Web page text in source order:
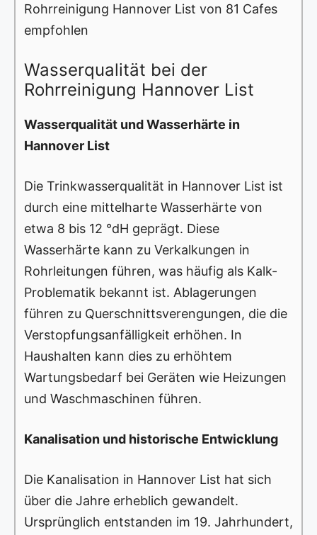
Rohrreinigung Hannover List von 81 Cafes
empfohlen
Wasserqualität bei der
Rohrreinigung Hannover List
Wasserqualität und Wasserhärte in
Hannover List
Die Trinkwasserqualität in Hannover List ist
durch eine mittelharte Wasserhärte von
etwa 8 bis 12 °dH geprägt. Diese
Wasserhärte kann zu Verkalkungen in
Rohrleitungen führen, was häufig als Kalk-
Problematik bekannt ist. Ablagerungen
führen zu Querschnittsverengungen, die die
Verstopfungsanfälligkeit erhöhen. In
Haushalten kann dies zu erhöhtem
Wartungsbedarf bei Geräten wie Heizungen
und Waschmaschinen führen.
Kanalisation und historische Entwicklung
Die Kanalisation in Hannover List hat sich
über die Jahre erheblich gewandelt.
Ursprünglich entstanden im 19. Jahrhundert,